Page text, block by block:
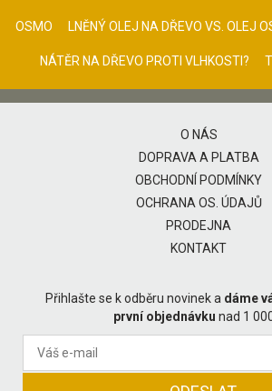
OSMO LNĚNÝ OLEJ NA DŘEVO VS. OLEJ
NÁTĚR NA DŘEVO PROTI VLHKOSTI?
O NÁS
DOPRAVA A PLATBA
OBCHODNÍ PODMÍNKY
OCHRANA OS. ÚDAJŮ
PRODEJNA
KONTAKT
Přihlašte se k odběru novinek a dáme
první objednávku nad 1